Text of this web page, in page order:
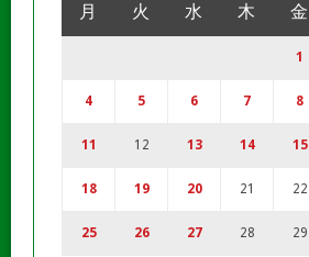
月 火 水 木 金
1
4 5 6 7 8
11 12 13 14 15
18 19 20 21 22
25 26 27 28 29